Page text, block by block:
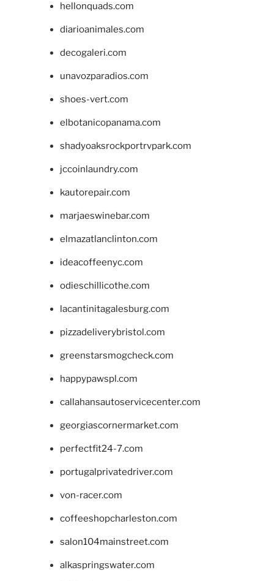
hellonquads.com
diarioanimales.com
decogaleri.com
unavozparadios.com
shoes-vert.com
elbotanicopanama.com
shadyoaksrockportrvpark.com
jccoinlaundry.com
kautorepair.com
marjaeswinebar.com
elmazatlanclinton.com
ideacoffeenyc.com
odieschillicothe.com
lacantinitagalesburg.com
pizzadeliverybristol.com
greenstarsmogcheck.com
happypawspl.com
callahansautoservicecenter.com
georgiascornermarket.com
perfectfit24-7.com
portugalprivatedriver.com
von-racer.com
coffeeshopcharleston.com
salon104mainstreet.com
alkaspringswater.com